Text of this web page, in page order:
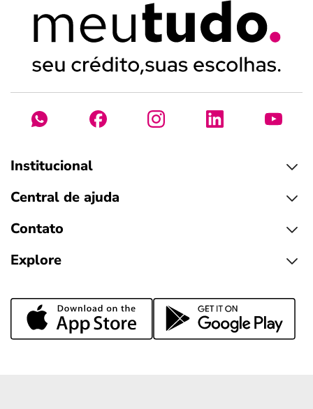
Institucional
Central de ajuda
Contato
Explore